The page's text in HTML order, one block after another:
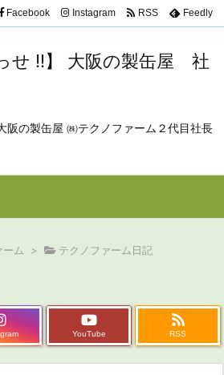
せ !!】 大阪の製缶屋 社
の製缶屋 ㈱テクノファーム２代目社長
Facebook Instagram RSS Feedly
ーム > テクノファーム日記
YouTube RSS